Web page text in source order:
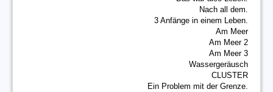
Nach all dem.
3 Anfänge in einem Leben.
Am Meer
Am Meer 2
Am Meer 3
Wassergeräusch
CLUSTER
Ein Problem mit der Grenze.